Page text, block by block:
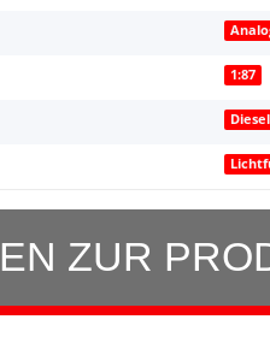
1:87
ZUR